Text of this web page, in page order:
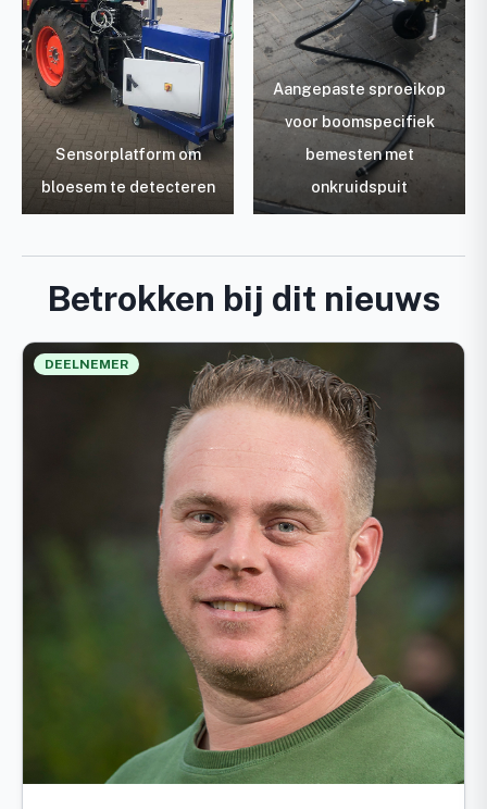
Sensorplatform om
bloesem te detecteren
Aangepaste sproeikop
voor boomspecifiek
bemesten met
onkruidspuit
Betrokken bij dit nieuws
DEELNEMER